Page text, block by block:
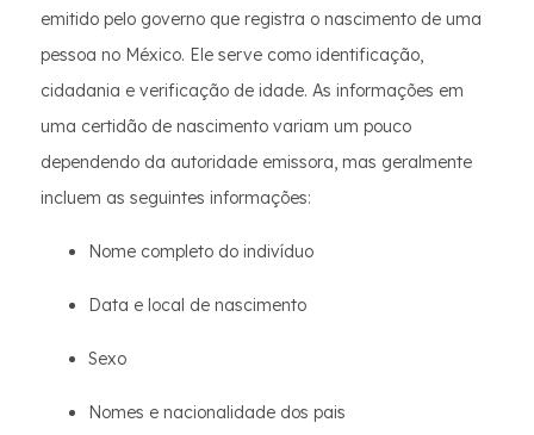
emitido pelo governo que registra o nascimento de uma
pessoa no México. Ele serve como identificação,
cidadania e verificação de idade. As informações em
uma certidão de nascimento variam um pouco
dependendo da autoridade emissora, mas geralmente
incluem as seguintes informações:
Nome completo do indivíduo
Data e local de nascimento
Sexo
Nomes e nacionalidade dos pais